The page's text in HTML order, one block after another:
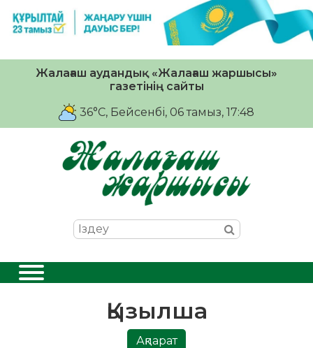
Жалағаш аудандық «Жалағаш жаршысы»
газетінің сайты
36°C, Бейсенбі, 06 тамыз, 17:48
Қызылша
Ақпарат